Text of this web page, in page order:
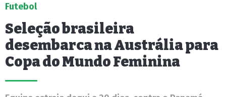
Futebol
Seleção brasileira
desembarca na Austrália para
Copa do Mundo Feminina